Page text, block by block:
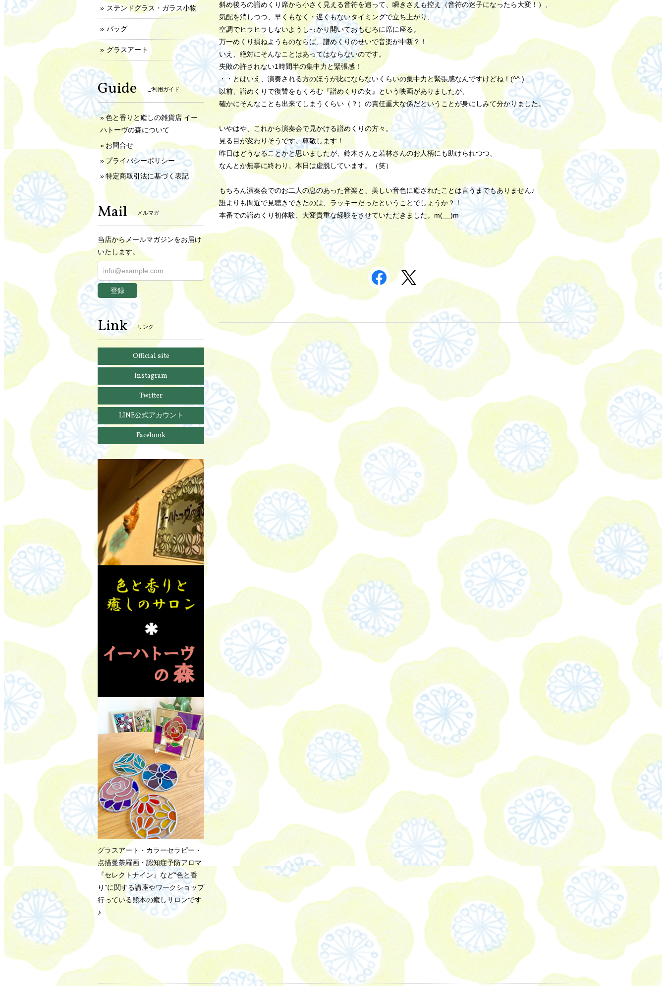
斜め後ろの譜めくり席から小さく見える音符を追って、瞬きさえも控え（音符の迷子になったら大変！）、
気配を消しつつ、早くもなく・遅くもないタイミングで立ち上がり、
空調でヒラヒラしないようしっかり開いておもむろに席に座る。
万一めくり損ねようものならば、譜めくりのせいで音楽が中断？！
いえ、絶対にそんなことはあってはならないのです。
失敗の許されない1時間半の集中力と緊張感！
・・とはいえ、演奏される方のほうが比にならないくらいの集中力と緊張感なんですけどね！(^^:)
以前、譜めくりで復讐をもくろむ『譜めくりの女』という映画がありましたが、
確かにそんなことも出来てしまうくらい（？）の責任重大な係だということが身にしみて分かりました。
いやはや、これから演奏会で見かける譜めくりの方々。
見る目が変わりそうです。尊敬します！
昨日はどうなることかと思いましたが、鈴木さんと若林さんのお人柄にも助けられつつ、
なんとか無事に終わり、本日は虚脱しています。（笑）
もちろん演奏会でのお二人の息のあった音楽と、美しい音色に癒されたことは言うまでもありません♪
誰よりも間近で見聴きできたのは、ラッキーだったということでしょうか？！
本番での譜めくり初体験、大変貴重な経験をさせていただきました。m(__)m
ステンドグラス・ガラス小物
バッグ
グラスアート
Guide ご利用ガイド
色と香りと癒しの雑貨店 イー
ハトーヴの森について
お問合せ
プライバシーポリシー
特定商取引法に基づく表記
Mail メルマガ
当店からメールマガジンをお届け
いたします。
登録
Link リンク
Official site
Instagram
Twitter
LINE公式アカウント
Facebook
グラスアート・カラーセラピー・
点描曼荼羅画・認知症予防アロマ
『セレクトナイン』など“色と香
り”に関する講座やワークショップ
行っている熊本の癒しサロンです
♪